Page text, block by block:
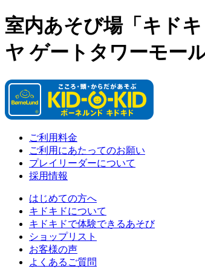
室内あそび場「キド
ヤ ゲートタワーモー
ご利用料金
ご利用にあたってのお願い
プレイリーダーについて
採用情報
はじめての方へ
キドキドについて
キドキドで体験できるあそび
ショップリスト
お客様の声
よくあるご質問